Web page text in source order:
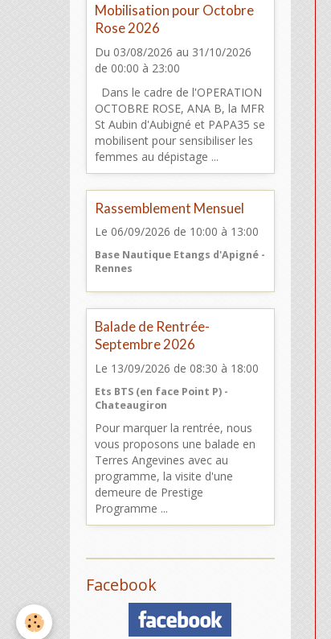
Mobilisation pour Octobre
Rose 2026
Du 03/08/2026 au 31/10/2026
de 00:00 à 23:00
Dans le cadre de l'OPERATION
OCTOBRE ROSE, ANA B, la MFR
St Aubin d'Aubigné et PAPA35 se
mobilisent pour sensibiliser les
femmes au dépistage ...
Rassemblement Mensuel
Le 06/09/2026 de 10:00 à 13:00
Base Nautique Etangs d'Apigné -
Rennes
Balade de Rentrée-
Septembre 2026
Le 13/09/2026 de 08:30 à 18:00
Ets BTS (en face Point P) -
Chateaugiron
Pour marquer la rentrée, nous
vous proposons une balade en
Terres Angevines avec au
programme, la visite d'une
demeure de Prestige
Programme ...
Facebook